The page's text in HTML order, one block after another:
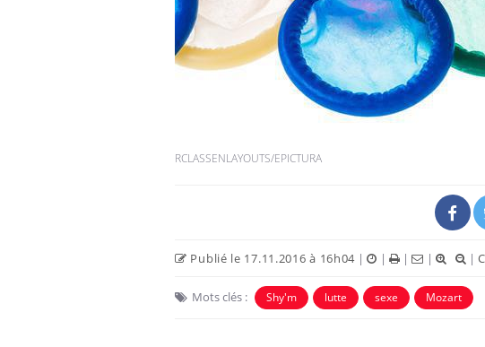
RCLASSENLAYOUTS/EPICTURA
Publié le 17.11.2016 à 16h04 | | | | |
Mots clés : Shy'm lutte sexe Mozart
Comment oublier les
écrans en vacances ?
Toujours connectés :
comment le travail
empiète de plus en plus